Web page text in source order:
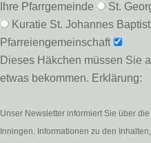
Ihre Pfarrgemeinde St.
Kuratie St. Johannes Baptist
Pfarreiengemeinschaft
Dieses Häkchen müssen Sie
etwas bekommen. Erklärung:
Unser Newsletter informiert Sie über
Inningen. Informationen zu den